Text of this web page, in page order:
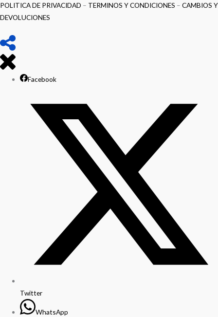
POLITICA DE PRIVACIDAD – TERMINOS Y CONDICIONES – CAMBIOS Y
DEVOLUCIONES
Facebook
Twitter
WhatsApp